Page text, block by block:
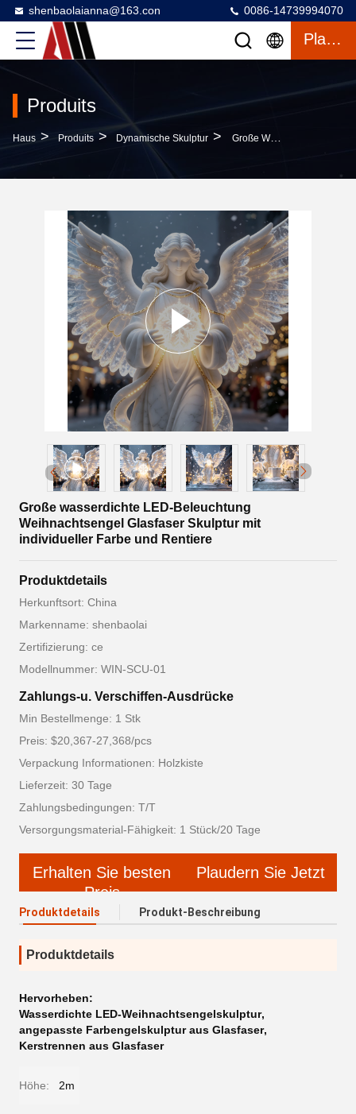
shenbaolaianna@163.con 0086-14739994070
Plaudern
Produits
Haus > Produits > Dynamische Skulptur > Große Wasserdichte LED-Beleuchtung Weihnachtsengel Glasfaser Skulptur Mit Individueller Farbe Und Rentiere
Große wasserdichte LED-Beleuchtung
Weihnachtsengel Glasfaser Skulptur mit
individueller Farbe und Rentiere
Produktdetails
Herkunftsort: China
Markenname: shenbaolai
Zertifizierung: ce
Modellnummer: WIN-SCU-01
Zahlungs-u. Verschiffen-Ausdrücke
Min Bestellmenge: 1 Stk
Preis: $20,367-27,368/pcs
Verpackung Informationen: Holzkiste
Lieferzeit: 30 Tage
Zahlungsbedingungen: T/T
Versorgungsmaterial-Fähigkeit: 1 Stück/20 Tage
Erhalten Sie besten
Preis
Plaudern Sie Jetzt
Produktdetails Produkt-Beschreibung
Produktdetails
Hervorheben:
Wasserdichte LED-Weihnachtsengelskulptur,
angepasste Farbengelskulptur aus Glasfaser,
Kerstrennen aus Glasfaser
Höhe: 2m